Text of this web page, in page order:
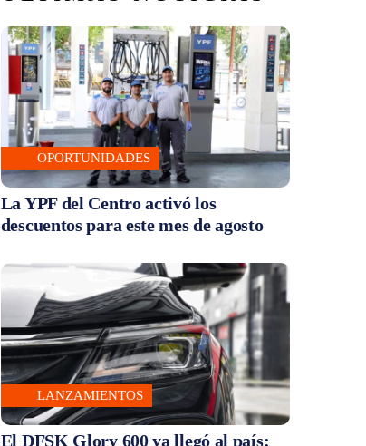
OPORTUNIDADES
La YPF del Centro activó los
descuentos para este mes de agosto
LANZAMIENTOS
El DFSK Glory 600 ya llegó al país: